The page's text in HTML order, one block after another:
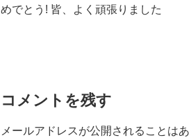
めでとう! 皆、よく頑張りました
コメントを残す
メールアドレスが公開されることはあ